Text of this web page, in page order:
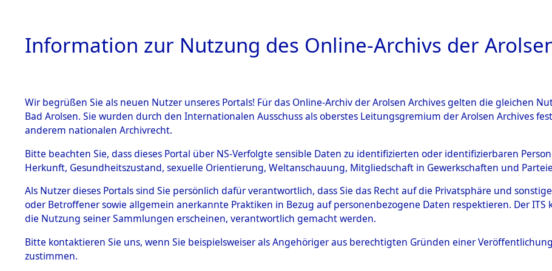
HOME BESTANDSBESCHREIBUNG ARCHIVALE ÜBERSICHT BILD
BESTÄNDE
Inhaftierungsdoku
mente
5. Verschiedenes
Todesmärsche
5.3.1 Alliierte
Ermittlung des Ablaufs und der Routen
Evakuierungsmärschen, die
Toter aus Konzentrationslagern und
Fehlanzeigen→0002 (84627893)→
Information zur Nutzung des Online-Archivs der
Wir begrüßen Sie als neuen Nutzer unseres Portals! Für das Online-Archiv der Arolsen Archives gelten die gleichen
Bad Arolsen. Sie wurden durch den Internationalen Ausschuss als oberstes Leitungsgremium der Arolsen Archives
anderem nationalen Archivrecht.
Bitte beachten Sie, dass dieses Portal über NS-Verfolgte sensible Daten zu identifizierten oder identifizierbaren
Herkunft, Gesundheitszustand, sexuelle Orientierung, Weltanschauung, Mitgliedschaft in Gewerkschaften und
Als Nutzer dieses Portals sind Sie persönlich dafür verantwortlich, dass Sie das Recht auf die Privatsphäre und
oder Betroffener sowie allgemein anerkannte Praktiken in Bezug auf personenbezogene Daten respektieren. Der
die Nutzung seiner Sammlungen erscheinen, verantwortlich gemacht werden.
Bitte kontaktieren Sie uns, wenn Sie beispielsweiser als Angehöriger aus berechtigten Gründen einer
zustimmen.